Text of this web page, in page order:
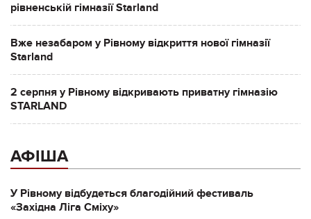
рівненській гімназії Starland
Вже незабаром у Рівному відкриття нової гімназії
Starland
2 серпня у Рівному відкривають приватну гімназію
STARLAND
АФІША
У Рівному відбудеться благодійний фестиваль
«Західна Ліга Сміху»